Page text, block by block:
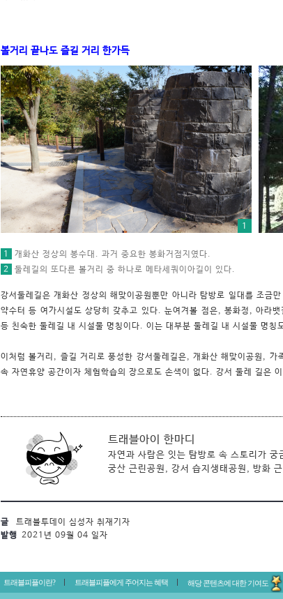
볼거리 끝나도 즐길 거리 한가득
1
1
개화산 정상의 봉수대. 과거 중요한 봉화거점지였다.
2
둘레길의 또다른 볼거리 중 하나로 메타세쿼이아길이 있다.
강서둘레길은 개화산 정상의 해맞이공원뿐만 아니라 탐방로 일대를 조금
약수터 등 여가시설도 상당히 갖추고 있다. 눈여겨볼 점은, 봉화정, 아라
등 친숙한 둘레길 내 시설물 명칭이다. 이는 대부분 둘레길 내 시설물 명칭
이처럼 볼거리, 즐길 거리로 풍성한 강서둘레길은, 개화산 해맞이공원,
속 자연휴양 공간이자 체험학습의 장으로도 손색이 없다. 강서 둘레 길은
트래블아이 한마디
자연과 사람은 잇는 탐방로 속 스토리가 궁
궁산 근린공원, 강서 습지생태공원, 방화
글
트래블투데이 심성자 취재기자
발행 2021년 09월 04 일자
트래블피플이란? 트래블피플에게 주어지는 혜택 해당 콘텐츠에 대한 기여도